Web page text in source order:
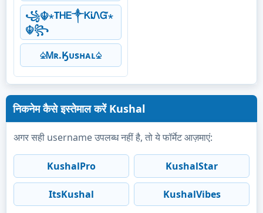
꧁☬⋆ТᎻᎬ༒ᏦᎥᏁᏳ⋆
☬꧂
♤Ꮇʀ.Ӄᴜsʜᴀʟ♤
निकनेम कैसे इस्तेमाल करें Kushal
अगर सही username उपलब्ध नहीं है, तो ये फॉर्मेट आज़माएं:
KushalPro KushalStar
ItsKushal KushalVibes